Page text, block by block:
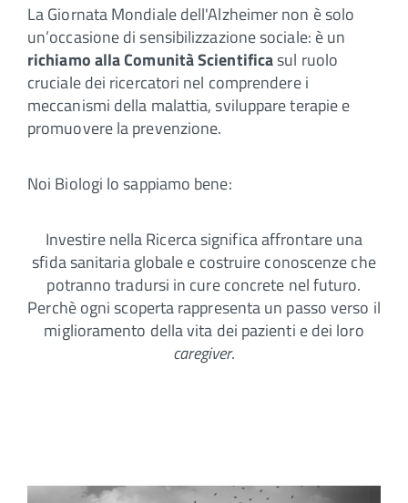
La Giornata Mondiale dell'Alzheimer non è solo
un’occasione di sensibilizzazione sociale: è un
richiamo alla Comunità Scientificasul ruolo
cruciale dei ricercatori nel comprendere i
meccanismi della malattia, sviluppare terapie e
promuovere la prevenzione.
Noi Biologi lo sappiamo bene:
Investire nella Ricerca significa affrontare una
sfida sanitaria globale e costruire conoscenze che
potranno tradursi in cure concrete nel futuro.
Perchè ogni scoperta rappresenta un passo verso il
miglioramento della vita dei pazienti e dei loro
caregiver.